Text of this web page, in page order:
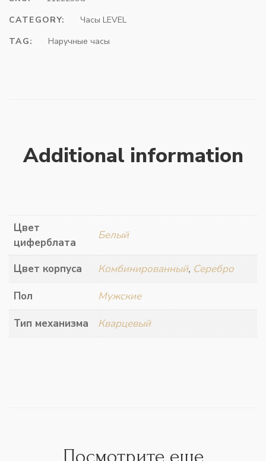
CATEGORY:
Часы LEVEL
TAG:
Наручные часы
Additional information
Цвет
циферблата
Белый
Цвет корпуса Комбинированный, Серебро
Пол
Мужские
Тип механизма
Кварцевый
Посмотрите еще